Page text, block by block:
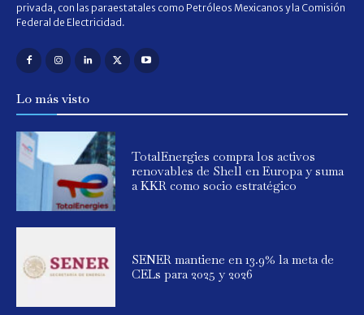
privada, con las paraestatales como Petróleos Mexicanos y la Comisión
Federal de Electricidad.
Lo más visto
TotalEnergies compra los activos
renovables de Shell en Europa y suma
a KKR como socio estratégico
SENER mantiene en 13.9% la meta de
CELs para 2025 y 2026